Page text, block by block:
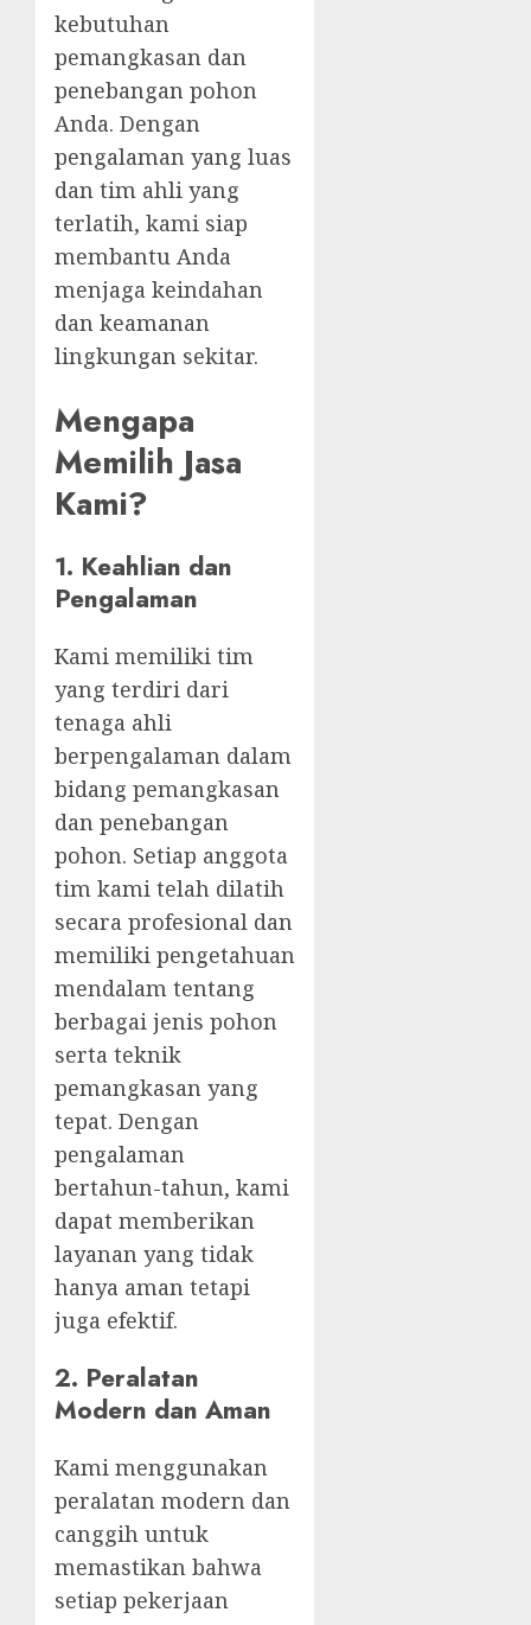
kebutuhan
pemangkasan dan
penebangan pohon
Anda. Dengan
pengalaman yang luas
dan tim ahli yang
terlatih, kami siap
membantu Anda
menjaga keindahan
dan keamanan
lingkungan sekitar.
Mengapa
Memilih Jasa
Kami?
1. Keahlian dan
Pengalaman
Kami memiliki tim
yang terdiri dari
tenaga ahli
berpengalaman dalam
bidang pemangkasan
dan penebangan
pohon. Setiap anggota
tim kami telah dilatih
secara profesional dan
memiliki pengetahuan
mendalam tentang
berbagai jenis pohon
serta teknik
pemangkasan yang
tepat. Dengan
pengalaman
bertahun-tahun, kami
dapat memberikan
layanan yang tidak
hanya aman tetapi
juga efektif.
2. Peralatan
Modern dan Aman
Kami menggunakan
peralatan modern dan
canggih untuk
memastikan bahwa
setiap pekerjaan